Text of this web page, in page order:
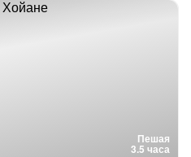
Пешая
3.5 часа